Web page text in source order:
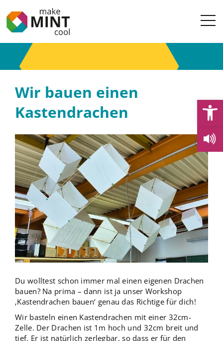
Wir bauen einen
Kastendrachen
Du wolltest schon immer mal einen eigenen Drachen
bauen? Na prima – dann ist ja unser Workshop
‚Kastendrachen bauen‘ genau das Richtige für dich!
Wir basteln einen Kastendrachen mit einer 32cm-
Zelle. Der Drachen ist 1m hoch und 32cm breit und
tief. Er ist natürlich zerlegbar, so dass er für den